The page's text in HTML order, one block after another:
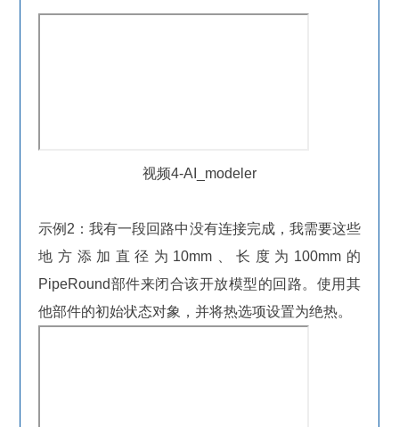
视频4-AI_modeler
示例2：我有一段回路中没有连接完成，我需要这些
地方添加直径为10mm、长度为100mm的
PipeRound部件来闭合该开放模型的回路。使用其
他部件的初始状态对象，并将热选项设置为绝热。